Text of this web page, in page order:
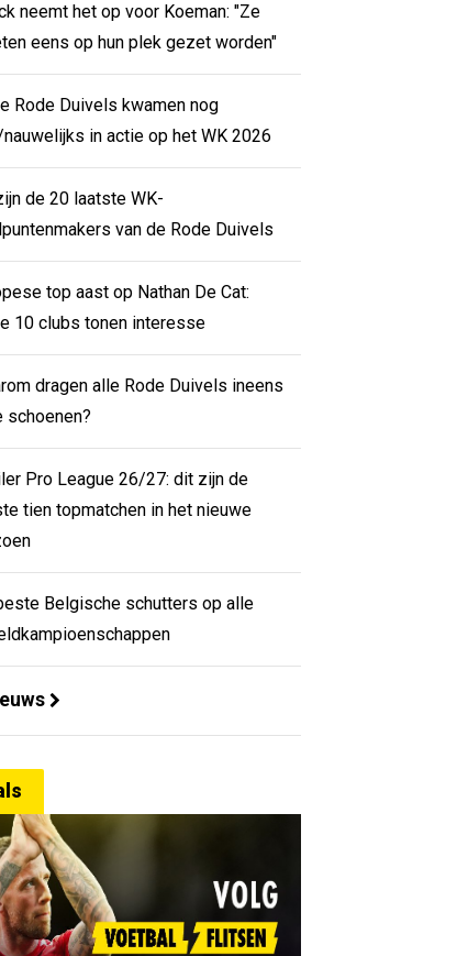
neemt het op voor Koeman: "Ze
eens op hun plek gezet worden"
Rode Duivels kwamen nog
in actie op het WK 2026
de 20 laatste WK-
van de Rode Duivels
top aast op Nathan De Cat:
Deze 10 clubs tonen interesse
dragen alle Rode Duivels ineens
schoenen?
Pro League 26/27: dit zijn de
tien topmatchen in het nieuwe
Belgische schutters op alle